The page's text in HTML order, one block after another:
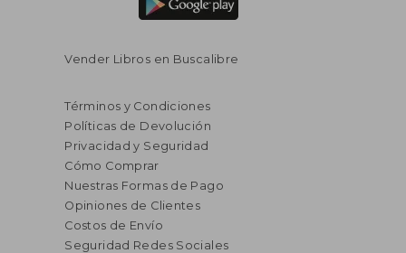
Vender Libros en Buscalibre
Términos y Condiciones
Políticas de Devolución
Privacidad y Seguridad
Cómo Comprar
Nuestras Formas de Pago
Opiniones de Clientes
Costos de Envío
Seguridad Redes Sociales